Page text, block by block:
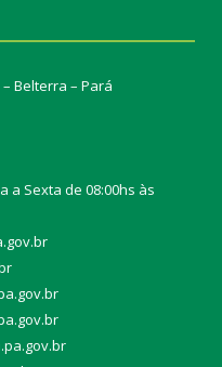
– Belterra – Pará
a Sexta de 08:00hs às
r